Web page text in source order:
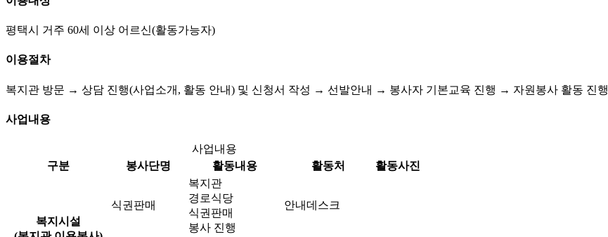
평택시 거주 60세 이상 어르신(활동가능자)
이용절차
복지관 방문 → 상담 진행(사업소개, 활동 안내) 및 신청서 작성 → 선발안내 → 봉사자 기본교육 진행 → 자원봉사 활동 진행
사업내용
사업내용
구분
봉사단명 활동내용 활동처 활동사진
복지시설
식권판매
복지관
경로식당
식권판매
봉사 진행
안내데스크